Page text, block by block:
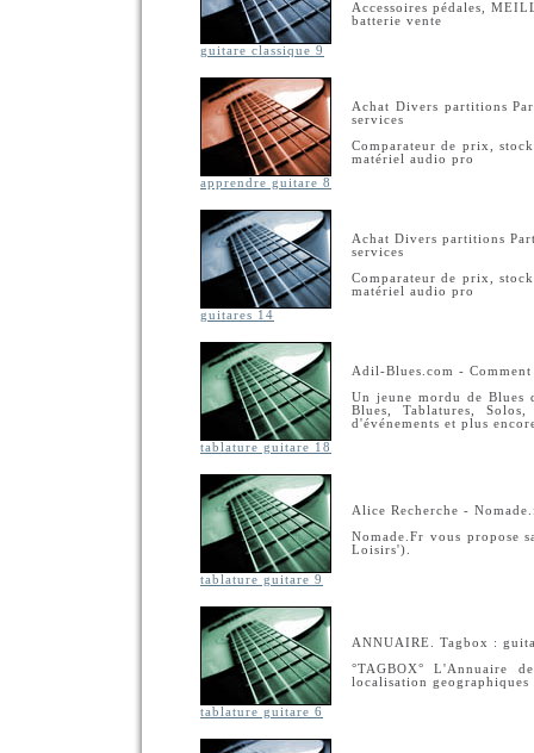
guitare classique 9
Accessoires pédales,
batterie vente
apprendre guitare 8
Achat Divers partitions
services
Comparateur de prix,
matériel audio pro
guitares 14
Achat Divers partitions
services
Comparateur de prix,
matériel audio pro
tablature guitare 18
Adil-Blues.com -
Un jeune mordu de Blues
Blues, Tablatures,
d'événements et plus
tablature guitare 9
Alice Recherche -
Nomade.Fr vous propose
Loisirs').
tablature guitare 6
ANNUAIRE. Tagbox :
°TAGBOX° L'Annuaire
localisation geographiques